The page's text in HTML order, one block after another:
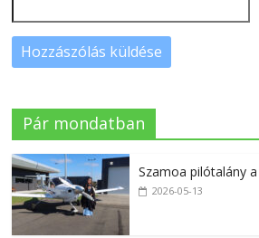
Pár mondatban
Szamoa pilótalány
2026-05-13